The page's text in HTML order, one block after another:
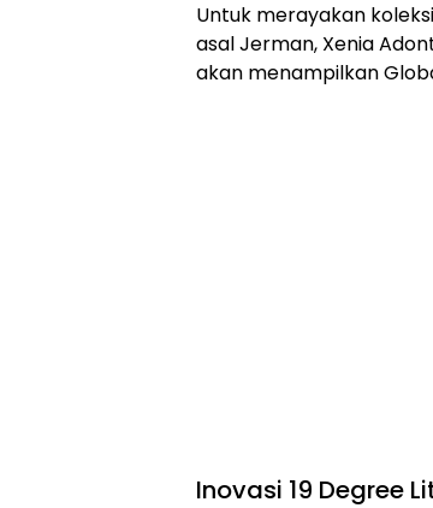
Untuk merayakan
asal Jerman, Xenia
akan menampilkan
Inovasi 19 Degree